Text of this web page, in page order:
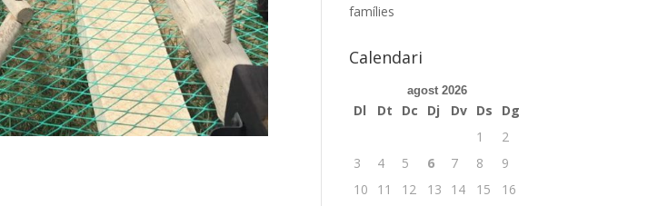
famílies
Calendari
agost 2026
Dl Dt Dc Dj Dv Ds
Dg
1
2
3
4 5 6 7 8
9
10
11 12 13 14 15
16